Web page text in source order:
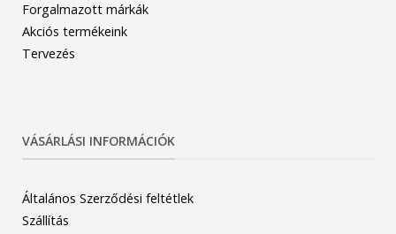
Forgalmazott márkák
Akciós termékeink
Tervezés
VÁSÁRLÁSI INFORMÁCIÓK
Általános Szerződési feltétlek
Szállítás